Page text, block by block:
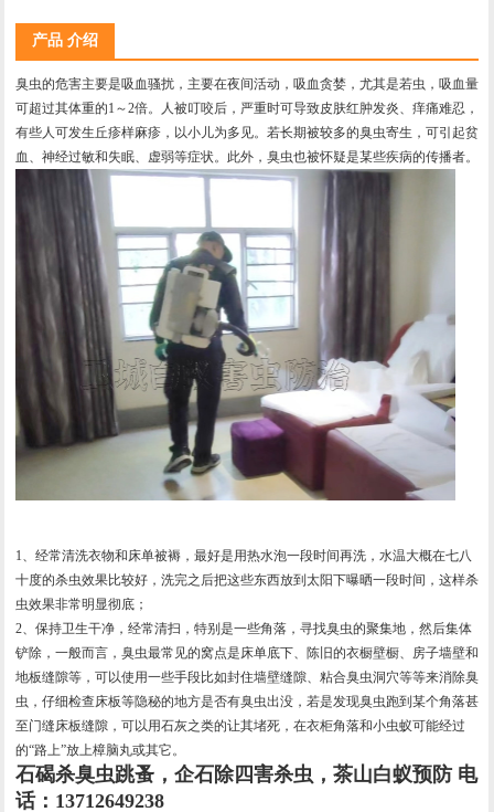
产品 介绍
臭虫的危害主要是吸血骚扰，主要在夜间活动，吸血贪婪，尤其是若虫，吸血量
可超过其体重的1～2倍。人被叮咬后，严重时可导致皮肤红肿发炎、痒痛难忍，
有些人可发生丘疹样麻疹，以小儿为多见。若长期被较多的臭虫寄生，可引起贫
血、神经过敏和失眠、虚弱等症状。此外，臭虫也被怀疑是某些疾病的传播者。
1、经常清洗衣物和床单被褥，最好是用热水泡一段时间再洗，水温大概在七八
十度的杀虫效果比较好，洗完之后把这些东西放到太阳下曝晒一段时间，这样杀
虫效果非常明显彻底；
2、保持卫生干净，经常清扫，特别是一些角落，寻找臭虫的聚集地，然后集体
铲除，一般而言，臭虫最常见的窝点是床单底下、陈旧的衣橱壁橱、房子墙壁和
地板缝隙等，可以使用一些手段比如封住墙壁缝隙、粘合臭虫洞穴等等来消除臭
虫，仔细检查床板等隐秘的地方是否有臭虫出没，若是发现臭虫跑到某个角落甚
至门缝床板缝隙，可以用石灰之类的让其堵死，在衣柜角落和小虫蚁可能经过
的“路上”放上樟脑丸或其它。
石碣杀臭虫跳蚤，企石除四害杀虫，茶山白蚁预防 电
话：13712649238